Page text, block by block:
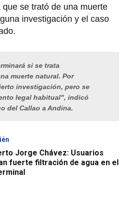
que se trató de una muerte
investigación y el caso
si se trata
muerte natural. Por
investigación, pero se
legal habitual", indicó
del Callao a Andina.
Jorge Chávez: Usuarios
fuerte filtración de agua en el